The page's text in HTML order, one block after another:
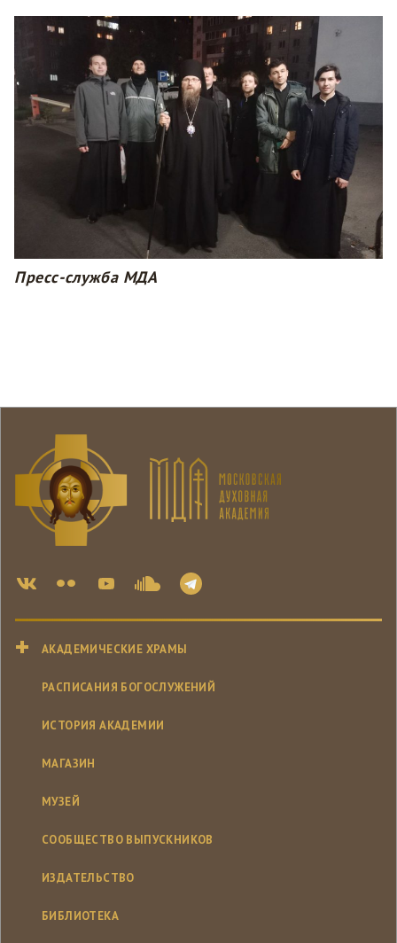
Пресс-служба МДА
АКАДЕМИЧЕСКИЕ ХРАМЫ
РАСПИСАНИЯ БОГОСЛУЖЕНИЙ
ИСТОРИЯ АКАДЕМИИ
МАГАЗИН
МУЗЕЙ
СООБЩЕСТВО ВЫПУСКНИКОВ
ИЗДАТЕЛЬСТВО
БИБЛИОТЕКА